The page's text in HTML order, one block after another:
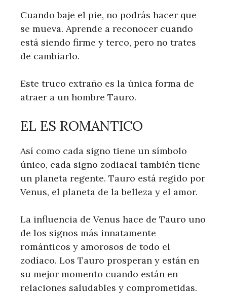
Cuando baje el pie, no podrás hacer que
se mueva. Aprende a reconocer cuando
está siendo firme y terco, pero no trates
de cambiarlo.
Este truco extraño es la única forma de
atraer a un hombre Tauro.
EL ES ROMANTICO
Así como cada signo tiene un símbolo
único, cada signo zodiacal también tiene
un planeta regente. Tauro está regido por
Venus, el planeta de la belleza y el amor.
La influencia de Venus hace de Tauro uno
de los signos más innatamente
románticos y amorosos de todo el
zodíaco. Los Tauro prosperan y están en
su mejor momento cuando están en
relaciones saludables y comprometidas.